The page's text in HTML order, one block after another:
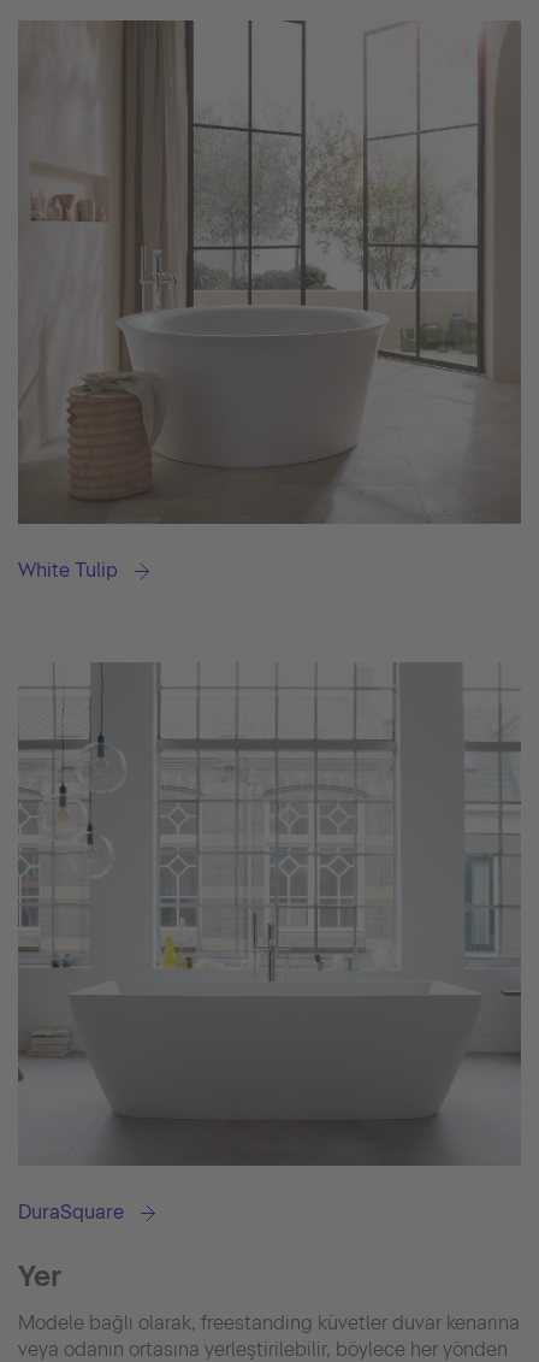
White Tulip
DuraSquare
Yer
Modele bağlı olarak, freestanding küvetler duvar kenarına
veya odanın ortasına yerleştirilebilir, böylece her yönden